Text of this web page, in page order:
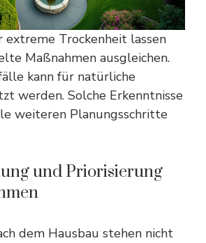
extreme Trockenheit lassen
Maßnahmen ausgleichen.
kann für natürliche
werden. Solche Erkenntnisse
weiteren Planungsschritte
und Priorisierung
dem Hausbau stehen nicht